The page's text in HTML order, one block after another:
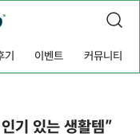
기 이벤트 커뮤니티
기 있는 생활템”